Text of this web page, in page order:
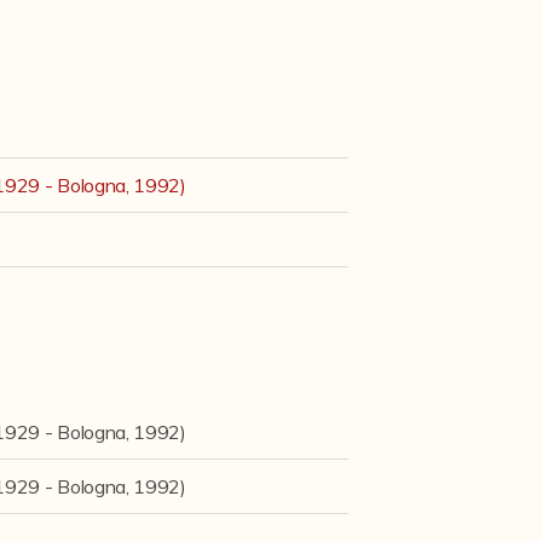
- Bologna, 1992)
- Bologna, 1992)
- Bologna, 1992)